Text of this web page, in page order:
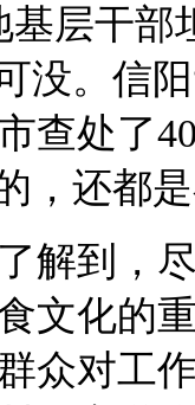
层干部
没。信
查处了
，还都
到，尽
文化的
众对工